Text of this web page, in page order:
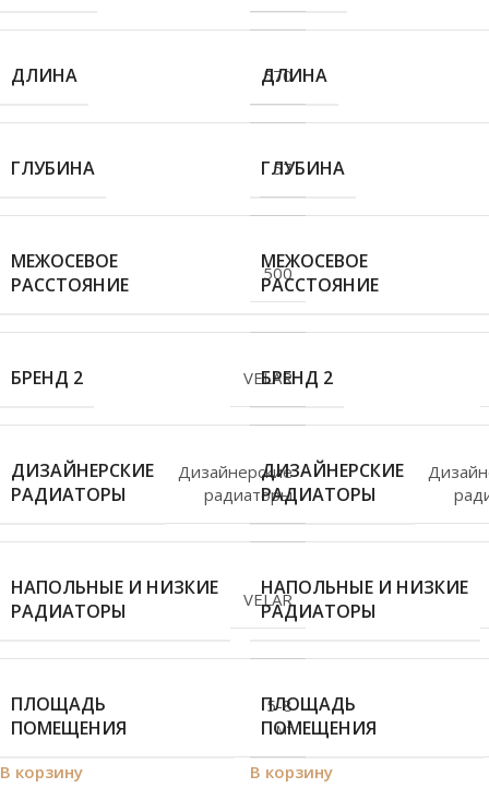
ДЛИНА 570
ГЛУБИНА 57
МЕЖОСЕВОЕ
РАССТОЯНИЕ
500
БРЕНД 2 VELAR
ДИЗАЙНЕРСКИЕ
РАДИАТОРЫ
Дизайнерские
радиаторы
НАПОЛЬНЫЕ И НИЗКИЕ
РАДИАТОРЫ
VELAR
ПЛОЩАДЬ
ПОМЕЩЕНИЯ
5-8
м²
В корзину
ДЛИНА
ГЛУБИНА
МЕЖОСЕВОЕ
РАССТОЯНИЕ
БРЕНД 2
ДИЗАЙНЕРСКИЕ
РАДИАТОРЫ
НАПОЛЬНЫЕ И НИЗКИЕ
РАДИАТОРЫ
ПЛОЩАДЬ
ПОМЕЩЕНИЯ
В корзину